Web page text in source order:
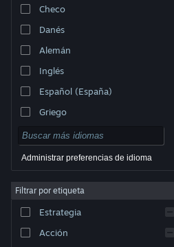
© Valve Corporation. Todos los derechos reservados.
Todas las marcas registradas pertenecen a sus
de Privacidad|Información legal
Acuerdo de Suscriptor a Steam
Cookies
Checo
Danés
Alemán
Inglés
Español (España)
Griego
Administrar preferencias de idioma
Filtrar por etiqueta
Estrategia
Acción